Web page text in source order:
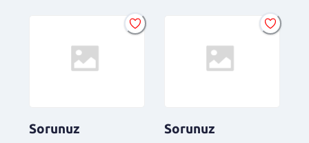
Sorunuz Sorunuz